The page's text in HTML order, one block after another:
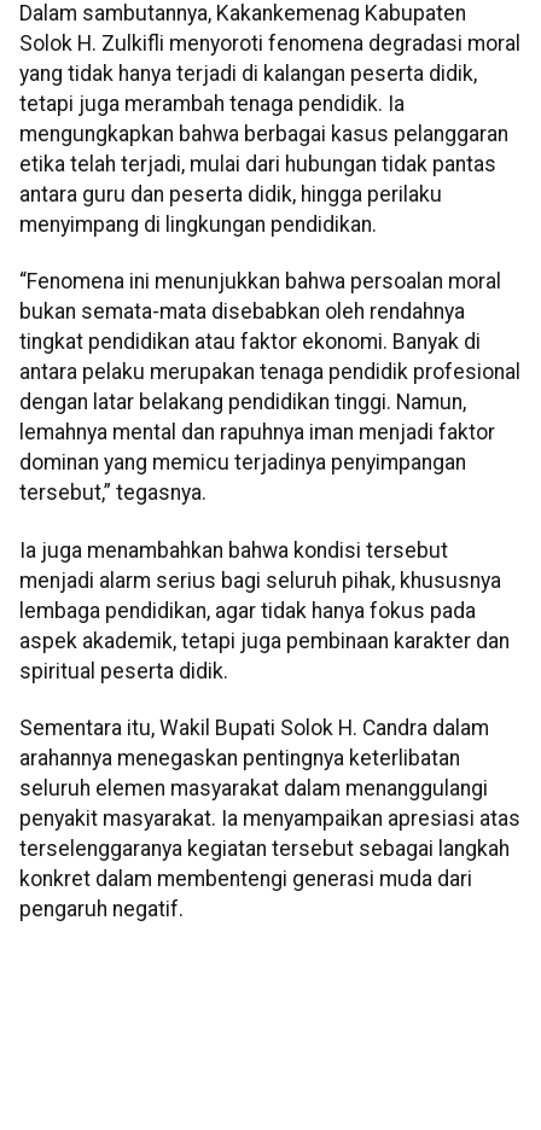
Dalam sambutannya, Kakankemenag Kabupaten
Solok H. Zulkifli menyoroti fenomena degradasi moral
yang tidak hanya terjadi di kalangan peserta didik,
tetapi juga merambah tenaga pendidik. Ia
mengungkapkan bahwa berbagai kasus pelanggaran
etika telah terjadi, mulai dari hubungan tidak pantas
antara guru dan peserta didik, hingga perilaku
menyimpang di lingkungan pendidikan.
“Fenomena ini menunjukkan bahwa persoalan moral
bukan semata-mata disebabkan oleh rendahnya
tingkat pendidikan atau faktor ekonomi. Banyak di
antara pelaku merupakan tenaga pendidik profesional
dengan latar belakang pendidikan tinggi. Namun,
lemahnya mental dan rapuhnya iman menjadi faktor
dominan yang memicu terjadinya penyimpangan
tersebut,” tegasnya.
Ia juga menambahkan bahwa kondisi tersebut
menjadi alarm serius bagi seluruh pihak, khususnya
lembaga pendidikan, agar tidak hanya fokus pada
aspek akademik, tetapi juga pembinaan karakter dan
spiritual peserta didik.
Sementara itu, Wakil Bupati Solok H. Candra dalam
arahannya menegaskan pentingnya keterlibatan
seluruh elemen masyarakat dalam menanggulangi
penyakit masyarakat. Ia menyampaikan apresiasi atas
terselenggaranya kegiatan tersebut sebagai langkah
konkret dalam membentengi generasi muda dari
pengaruh negatif.